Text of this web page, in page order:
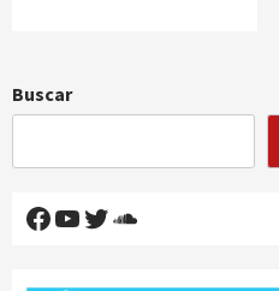
Buscar
Facebook
YouTube
Twitter
SoundCloud